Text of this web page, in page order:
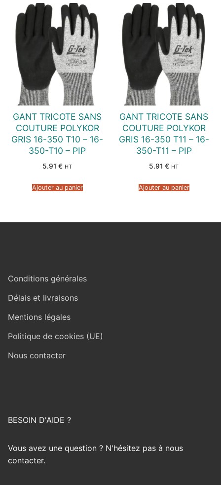
GANT TRICOTE SANS
COUTURE POLYKOR
GRIS 16-350 T10 – 16-
350-T10 – PIP
5.91 € HT
Ajouter au panier
GANT TRICOTE SANS
COUTURE POLYKOR
GRIS 16-350 T11 – 16-
350-T11 – PIP
5.91 € HT
Ajouter au panier
Conditions générales
Délais et livraisons
Mentions légales
Politique de cookies (UE)
Nous contacter
BESOIN D'AIDE ?
Vous avez une question ? N'hésitez pas à nous
contacter.